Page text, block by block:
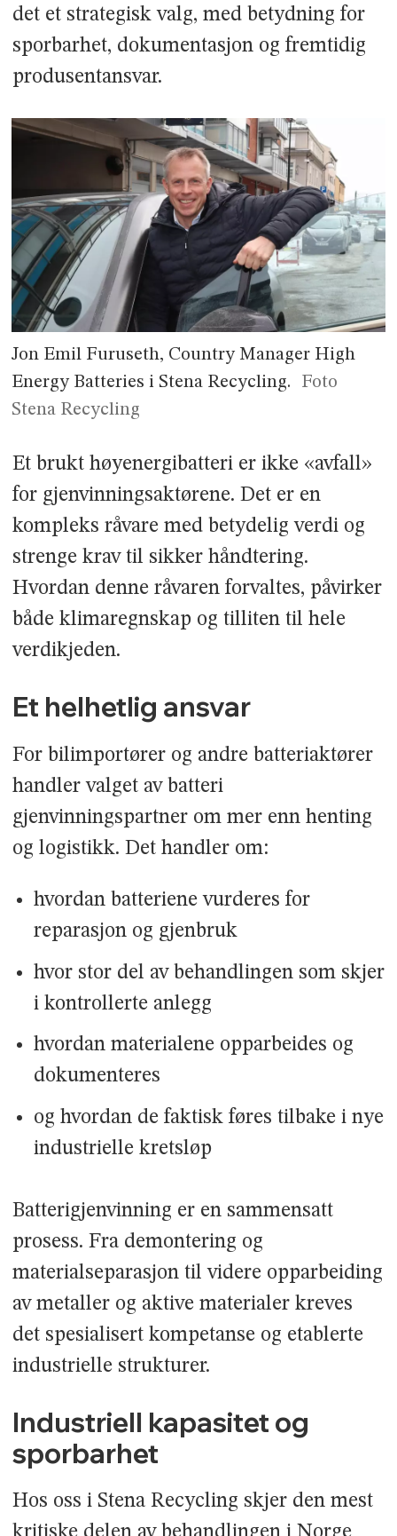
det et strategisk valg, med betydning for
sporbarhet, dokumentasjon og fremtidig
produsentansvar.
Jon Emil Furuseth, Country Manager High
Energy Batteries i Stena Recycling.
Foto
Stena Recycling
Et brukt høyenergibatteri er ikke «avfall»
for gjenvinningsaktørene. Det er en
kompleks råvare med betydelig verdi og
strenge krav til sikker håndtering.
Hvordan denne råvaren forvaltes, påvirker
både klimaregnskap og tilliten til hele
verdikjeden.
Et helhetlig ansvar
For bilimportører og andre batteriaktører
handler valget av batteri
gjenvinningspartner om mer enn henting
og logistikk. Det handler om:
hvordan batteriene vurderes for
reparasjon og gjenbruk
hvor stor del av behandlingen som skjer
i kontrollerte anlegg
hvordan materialene opparbeides og
dokumenteres
og hvordan de faktisk føres tilbake i nye
industrielle kretsløp
Batterigjenvinning er en sammensatt
prosess. Fra demontering og
materialseparasjon til videre opparbeiding
av metaller og aktive materialer kreves
det spesialisert kompetanse og etablerte
industrielle strukturer.
Industriell kapasitet og
sporbarhet
Hos oss i Stena Recycling skjer den mest